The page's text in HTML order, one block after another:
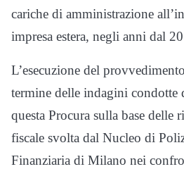
cariche di amministrazione
impresa estera, negli anni dal
L’esecuzione del
termine delle indagini
questa Procura sulla base delle
fiscale svolta dal Nucleo di
Finanziaria di Milano nei